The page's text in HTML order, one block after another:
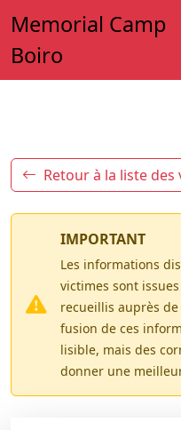
Memorial Camp
Boiro
Retour à la liste des
IMPORTANT
Les informations
victimes sont
recueillis auprès
fusion de ces
lisible, mais des
donner une